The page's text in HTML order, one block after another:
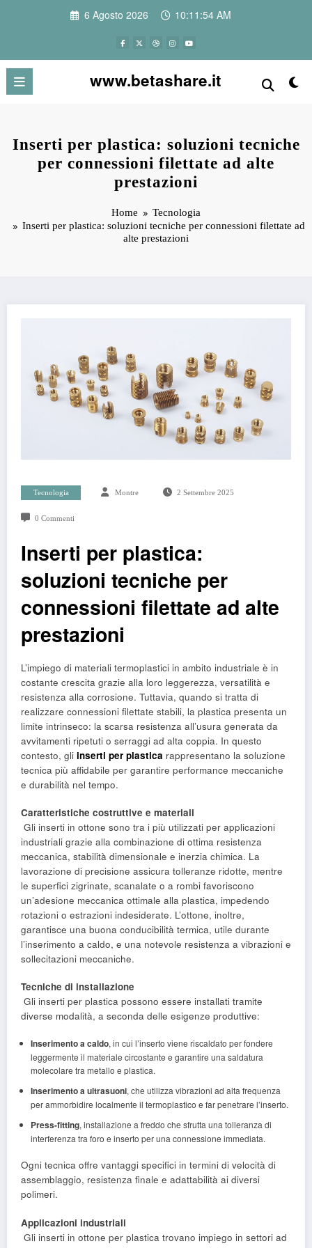
6 Agosto 2026 10:11:54 AM
www.betashare.it
Inserti per plastica: soluzioni tecniche
per connessioni filettate ad alte
prestazioni
Home
Tecnologia
Inserti per plastica: soluzioni tecniche per connessioni filettate ad
alte prestazioni
Tecnologia Montre 2 Settembre 2025
0 Commenti
Inserti per plastica:
soluzioni tecniche per
connessioni filettate ad alte
prestazioni
L’impiego di materiali termoplastici in ambito industriale è in
costante crescita grazie alla loro leggerezza, versatilità e
resistenza alla corrosione. Tuttavia, quando si tratta di
realizzare connessioni filettate stabili, la plastica presenta un
limite intrinseco: la scarsa resistenza all’usura generata da
avvitamenti ripetuti o serraggi ad alta coppia. In questo
contesto, gli inserti per plastica rappresentano la soluzione
tecnica più affidabile per garantire performance meccaniche
e durabilità nel tempo.
Caratteristiche costruttive e materiali
Gli inserti in ottone sono tra i più utilizzati per applicazioni
industriali grazie alla combinazione di ottima resistenza
meccanica, stabilità dimensionale e inerzia chimica. La
lavorazione di precisione assicura tolleranze ridotte, mentre
le superfici zigrinate, scanalate o a rombi favoriscono
un’adesione meccanica ottimale alla plastica, impedendo
rotazioni o estrazioni indesiderate. L’ottone, inoltre,
garantisce una buona conducibilità termica, utile durante
l’inserimento a caldo, e una notevole resistenza a vibrazioni e
sollecitazioni meccaniche.
Tecniche di installazione
Gli inserti per plastica possono essere installati tramite
diverse modalità, a seconda delle esigenze produttive:
Inserimento a caldo, in cui l’inserto viene riscaldato per fondere
leggermente il materiale circostante e garantire una saldatura
molecolare tra metallo e plastica.
Inserimento a ultrasuoni, che utilizza vibrazioni ad alta frequenza
per ammorbidire localmente il termoplastico e far penetrare l’inserto.
Press-fitting, installazione a freddo che sfrutta una tolleranza di
interferenza tra foro e inserto per una connessione immediata.
Ogni tecnica offre vantaggi specifici in termini di velocità di
assemblaggio, resistenza finale e adattabilità ai diversi
polimeri.
Applicazioni industriali
Gli inserti in ottone per plastica trovano impiego in settori ad